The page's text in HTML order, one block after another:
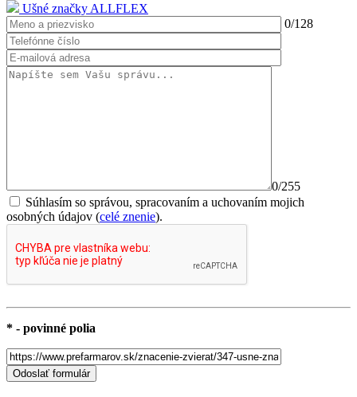
Ušné značky ALLFLEX
0/128
0/255
Súhlasím so správou, spracovaním a uchovaním mojich
osobných údajov (celé znenie).
* - povinné polia